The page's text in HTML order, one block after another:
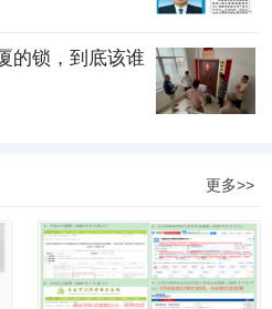
的锁，到底该谁
更多>>